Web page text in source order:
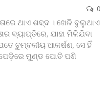
0
ଥାଏ ଶବ୍ଦ । ଖେଳି ବୁଲୁଥାଏ
ବ୍ୟାପ୍ତିରେ, ଯାହା ମିଳିଯିବା
ଚୁମ୍ବକୀୟ ଆକର୍ଷଣ, ସେ ହିଁ
ପେଡ଼ିରେ ମୁଣ୍ଡ ପୋତି ପଶି